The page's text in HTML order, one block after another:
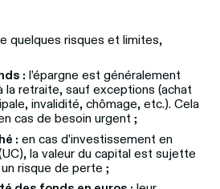
quelques risques et limites,
: l’épargne est généralement
la retraite, sauf exceptions (achat
invalidité, chômage, etc.). Cela
cas de besoin urgent ;
: en cas d’investissement en
la valeur du capital est sujette
risque de perte ;